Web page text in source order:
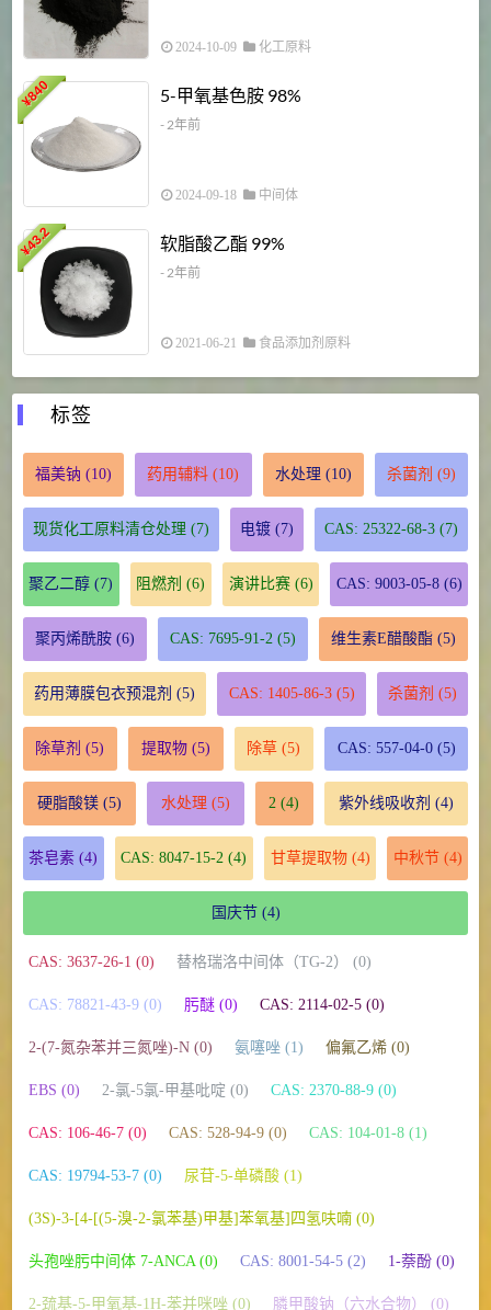
2024-10-09 化工原料
¥
840 5-甲氧基色胺 98%
- 2年前
2024-09-18 中间体
¥
43.2 软脂酸乙酯 99%
- 2年前
2021-06-21 食品添加剂原料
标签
福美钠 (10) 药用辅料 (10) 水处理 (10) 杀菌剂 (9)
现货化工原料清仓处理 (7) 电镀 (7) CAS: 25322-68-3 (7)
聚乙二醇 (7) 阻燃剂 (6) 演讲比赛(6) CAS: 9003-05-8(6)
聚丙烯酰胺(6) CAS: 7695-91-2 (5) 维生素E醋酸酯 (5)
药用薄膜包衣预混剂 (5) CAS: 1405-86-3(5) 杀菌剂 (5)
除草剂 (5) 提取物(5) 除草 (5) CAS: 557-04-0(5)
硬脂酸镁(5) 水处理 (5) 2 (4) 紫外线吸收剂 (4)
茶皂素 (4) CAS: 8047-15-2 (4) 甘草提取物(4) 中秋节(4)
国庆节(4)
CAS: 3637-26-1 (0) 替格瑞洛中间体（TG-2） (0)
CAS: 78821-43-9 (0) 肟醚 (0) CAS: 2114-02-5 (0)
2-(7-氮杂苯并三氮唑)-N (0) 氨噻唑 (1) 偏氟乙烯 (0)
EBS (0) 2-氯-5氯-甲基吡啶 (0) CAS: 2370-88-9 (0)
CAS: 106-46-7 (0) CAS: 528-94-9 (0) CAS: 104-01-8 (1)
CAS: 19794-53-7 (0) 尿苷-5-单磷酸 (1)
(3S)-3-[4-[(5-溴-2-氯苯基)甲基]苯氧基]四氢呋喃 (0)
头孢唑肟中间体 7-ANCA (0) CAS: 8001-54-5 (2) 1-萘酚 (0)
2-巯基-5-甲氧基-1H-苯并咪唑 (0) 膦甲酸钠（六水合物） (0)